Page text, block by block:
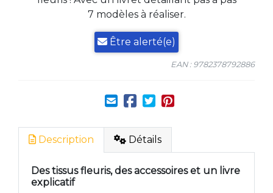
7 modèles à réaliser.
Être alerté(e)
EAN : 9782378792886
Description Détails
Des tissus fleuris, des accessoires et un livre
explicatif